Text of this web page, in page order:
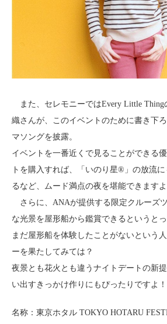
また、セレモニーではEvery Little Thing
織さんが、このイベントのために書き下
マソングを披露。
イベントを一番近くで見ることができる
トを購入すれば、「いのり星®」の放流
るなど、ムード満点の夜を堪能できますよ
さらに、ANAが提供する限定クルーズ
な光景を屋形船から鑑賞できるというと
まだ屋形船を体験したことがないという
ーを果たしてみては？
夜景とも花火とも違うナイトデートの新
い出すきっかけ作りにもぴったりですよ！
名称：東京ホタル TOKYO HOTARU